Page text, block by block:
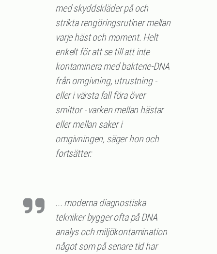
med skyddskläder på och
strikta rengöringsrutiner mellan
varje häst och moment. Helt
enkelt för att se till att inte
kontaminera med bakterie-DNA
från omgivning, utrustning -
eller i värsta fall föra över
smittor - varken mellan hästar
eller mellan saker i
omgivningen, säger hon och
fortsätter:
... moderna diagnostiska
tekniker bygger ofta på DNA
analys och miljökontamination
något som på senare tid har